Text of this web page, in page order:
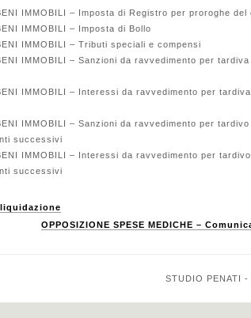
IMMOBILI – Imposta di Registro per proroghe del
IMMOBILI – Imposta di Bollo
IMMOBILI – Tributi speciali e compensi
IMMOBILI – Sanzioni da ravvedimento per tardiva
IMMOBILI – Interessi da ravvedimento per
IMMOBILI – Sanzioni da ravvedimento per tardivo
successivi
IMMOBILI – Interessi da ravvedimento per tardivo
successivi
liquidazione
OPPOSIZIONE SPESE MEDICHE –
STUDIO PENATI